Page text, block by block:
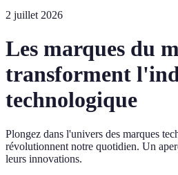
2 juillet 2026
Les marques du
transforment
technologique
Plongez dans l'univers des marques
révolutionnent notre quotidien. Un
leurs innovations.